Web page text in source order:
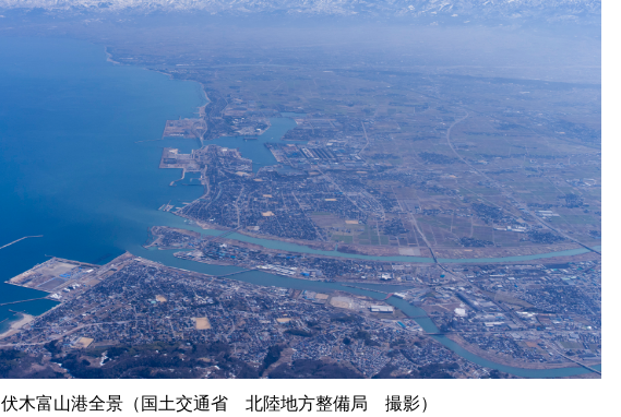
伏木富山港全景（国土交通省 北陸地方整備局 撮影）